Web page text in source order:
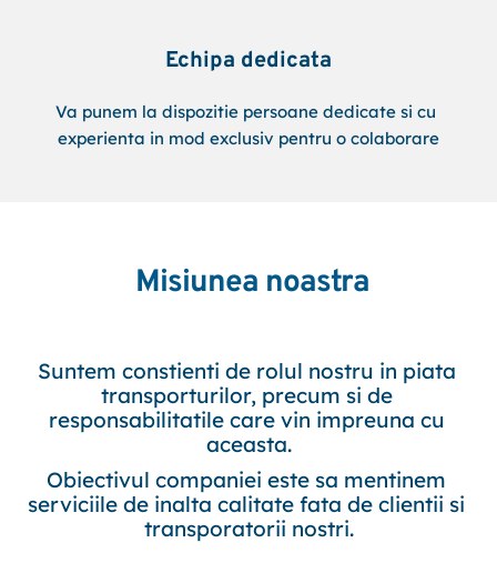
Echipa dedicata
Va punem la dispozitie persoane dedicate si cu
experienta in mod exclusiv pentru o colaborare
Misiunea noastra
Suntem constienti de rolul nostru in piata
transporturilor, precum si de
responsabilitatile care vin impreuna cu
aceasta.
Obiectivul companiei este sa mentinem
serviciile de inalta calitate fata de clientii si
transporatorii nostri.